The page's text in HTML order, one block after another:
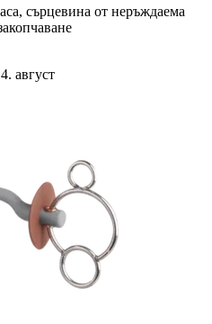
сърцевина от неръждаема
август